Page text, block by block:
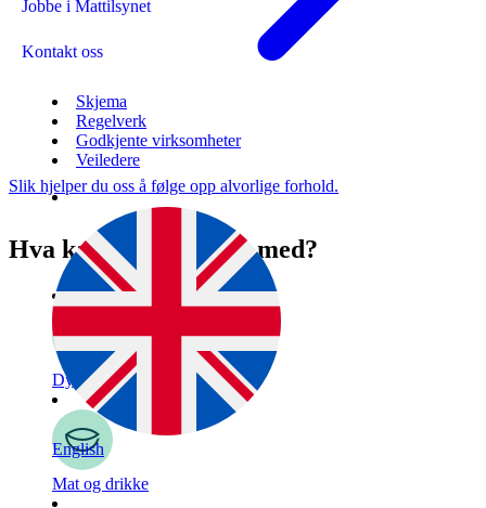
Jobbe i Mattilsynet
Kontakt oss
Skjema
Regelverk
Godkjente virksomheter
Veiledere
English
Slik hjelper du oss å følge opp alvorlige forhold.
Hva kan vi hjelpe deg med?
Dyr
Mat og drikke